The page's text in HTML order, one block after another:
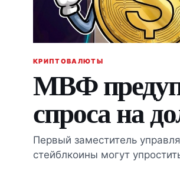
КРИПТОВАЛЮТЫ
МВФ
спроса на
Первый заместитель
стейблкоины могут